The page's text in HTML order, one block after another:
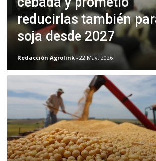
reducirlas también
soja desde 2027
Redacción Agrolink - 22 May, 2026